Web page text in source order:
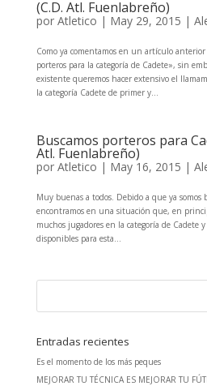
(C.D. Atl. Fuenlabreño)
por Atletico | May 29, 2015 |
Como ya comentamos en un artículo
porteros para la categoría de Cadete», sin
existente queremos hacer extensivo el
la categoría Cadete de primer y...
Buscamos porteros para
Atl. Fuenlabreño)
por Atletico | May 16, 2015 |
Muy buenas a todos. Debido a que ya somos
encontramos en una situación que, en
muchos jugadores en la categoría de Cadete
disponibles para esta...
Entradas recientes
Es el momento de los más peques
MEJORAR TU TÉCNICA ES MEJORAR TU